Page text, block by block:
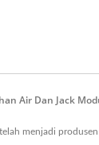
Air Dan Jack
menjadi